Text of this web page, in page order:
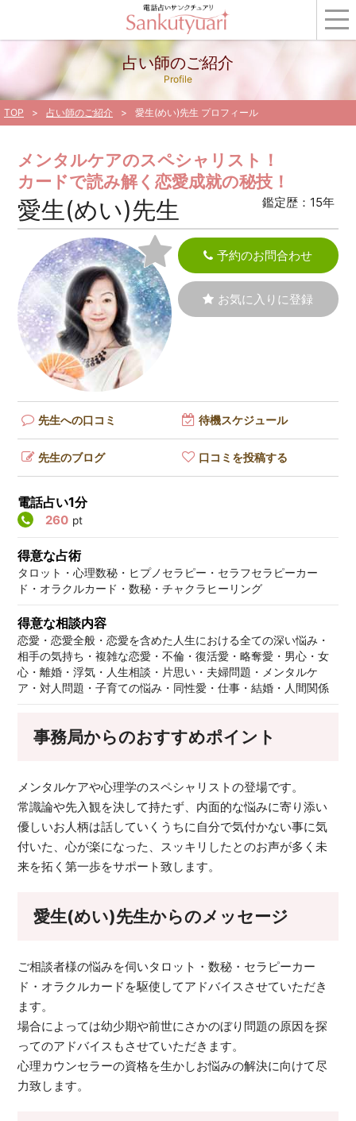
占い師のご紹介
Profile
TOP 占い師のご紹介 愛生(めい)先生 プロフィール
メンタルケアのスペシャリスト！
カードで読み解く恋愛成就の秘技！
愛生(めい)先生 鑑定歴：15年
予約のお問合わせ
お気に入りに登録
先生への口コミ 待機スケジュール
先生のブログ 口コミを投稿する
電話占い1分
260 pt
得意な占術
タロット・心理数秘・ヒプノセラピー・セラフセラピーカー
ド・オラクルカード・数秘・チャクラヒーリング
得意な相談内容
恋愛・恋愛全般・恋愛を含めた人生における全ての深い悩み・
相手の気持ち・複雑な恋愛・不倫・復活愛・略奪愛・男心・女
心・離婚・浮気・人生相談・片思い・夫婦問題・メンタルケ
ア・対人問題・子育ての悩み・同性愛・仕事・結婚・人間関係
事務局からのおすすめポイント
メンタルケアや心理学のスペシャリストの登場です。
常識論や先入観を決して持たず、内面的な悩みに寄り添い
優しいお人柄は話していくうちに自分で気付かない事に気
付いた、心が楽になった、スッキリしたとのお声が多く未
来を拓く第一歩をサポート致します。
愛生(めい)先生からのメッセージ
ご相談者様の悩みを伺いタロット・数秘・セラピーカー
ド・オラクルカードを駆使してアドバイスさせていただき
ます。
場合によっては幼少期や前世にさかのぼり問題の原因を探
ってのアドバイスもさせていただきます。
心理カウンセラーの資格を生かしお悩みの解決に向けて尽
力致します。